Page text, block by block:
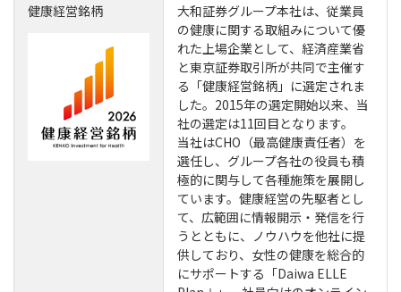
健康経営銘柄
大和証券グループ本社は、従業員
の健康に関する取組みについて優
れた上場企業として、経済産業省
と東京証券取引所が共同で主催す
る「健康経営銘柄」に選定されま
した。2015年の選定開始以来、当
社の選定は11回目となります。
当社はCHO（最高健康責任者）を
選任し、グループ各社の役員も積
極的に関与して各種施策を展開し
ています。健康経営の先駆者とし
て、広範囲に情報開示・発信を行
うとともに、ノウハウを他社に提
供しており、女性の健康を総合的
にサポートする「Daiwa ELLE